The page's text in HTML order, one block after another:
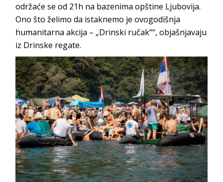
održaće se od 21h na bazenima opštine Ljubovija.
Ono što želimo da istaknemo je ovogodišnja
humanitarna akcija – „Drinski ručak““, objašnjavaju
iz Drinske regate.